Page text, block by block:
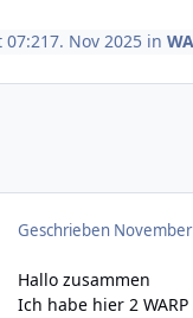
7. Nov 2025in
Geschrieben
Hallo zusammen
Ich habe hier 2